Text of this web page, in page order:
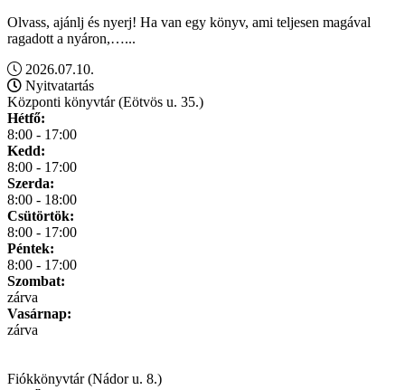
Olvass, ajánlj és nyerj! Ha van egy könyv, ami teljesen magával
ragadott a nyáron,…...
2026.07.10.
Nyitvatartás
Központi könyvtár (Eötvös u. 35.)
Hétfő:
8:00 - 17:00
Kedd:
8:00 - 17:00
Szerda:
8:00 - 18:00
Csütörtök:
8:00 - 17:00
Péntek:
8:00 - 17:00
Szombat:
zárva
Vasárnap:
zárva
Fiókkönyvtár (Nádor u. 8.)